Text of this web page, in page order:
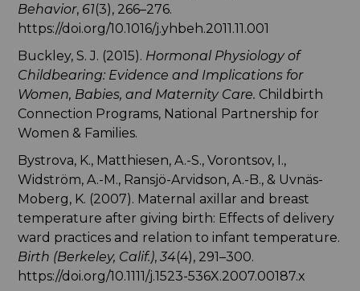
Behavior, 61(3), 266–276.
https://doi.org/10.1016/j.yhbeh.2011.11.001
Buckley, S. J. (2015). Hormonal Physiology of
Childbearing: Evidence and Implications for
Women, Babies, and Maternity Care. Childbirth
Connection Programs, National Partnership for
Women & Families.
Bystrova, K., Matthiesen, A.-S., Vorontsov, I.,
Widström, A.-M., Ransjö-Arvidson, A.-B., & Uvnäs-
Moberg, K. (2007). Maternal axillar and breast
temperature after giving birth: Effects of delivery
ward practices and relation to infant temperature.
Birth (Berkeley, Calif.),34(4), 291–300.
https://doi.org/10.1111/j.1523-536X.2007.00187.x